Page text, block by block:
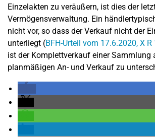
Einzelakten zu veräußern, ist dies der
Vermögensverwaltung. Ein
nicht vor, so dass der Verkauf nicht der
unterliegt (BFH-Urteil vom 17.6.2020, X
ist der Komplettverkauf einer Sammlung
planmäßigen An- und Verkauf zu